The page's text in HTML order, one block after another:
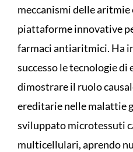
meccanismi delle aritmie
piattaforme innovative
farmaci antiaritmici. Ha
successo le tecnologie
dimostrare il ruolo
ereditarie nelle malattie
sviluppato microtessuti
multicellulari, aprendo